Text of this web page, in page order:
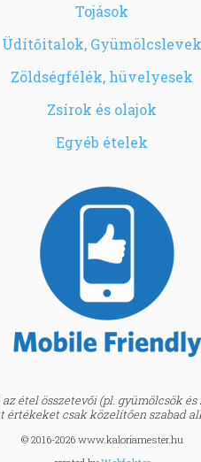
Tojások
Üdítőitalok, Gyümölcslevek
Zöldségfélék, hüvelyesek
Zsírok és olajok
Egyéb ételek
étel összetevői (pl. gyümölcsök
értékeket csak közelítően szabad
© 2016-2026 www.kaloriamester.hu